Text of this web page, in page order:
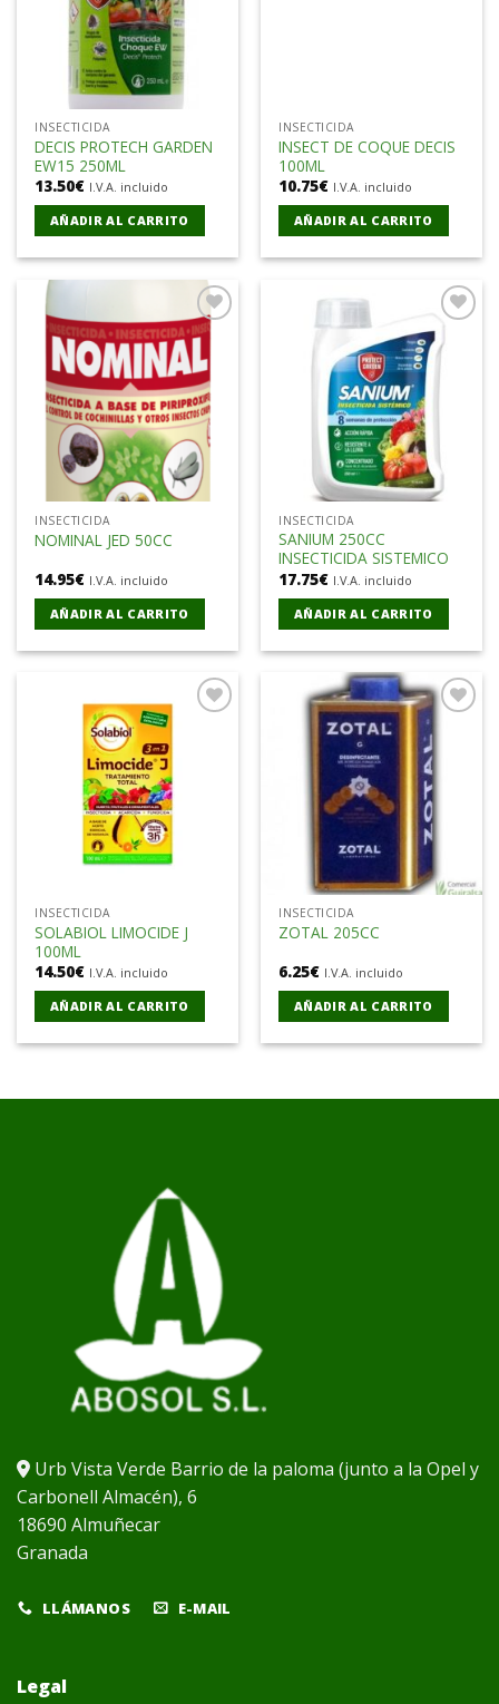
INSECTICIDA
DECIS PROTECH GARDEN
EW15 250ML
13.50€ I.V.A. incluido
AÑADIR AL CARRITO
INSECTICIDA
INSECT DE COQUE DECIS
100ML
10.75€ I.V.A. incluido
AÑADIR AL CARRITO
Añadir
lista de
deseos
INSECTICIDA
NOMINAL JED 50CC
14.95€ I.V.A. incluido
AÑADIR AL CARRITO
Añadir
a la
lista de
deseos
INSECTICIDA
SANIUM 250CC
INSECTICIDA SISTEMICO
17.75€ I.V.A. incluido
AÑADIR AL CARRITO
INSECTICIDA
SOLABIOL LIMOCIDE J
100ML
14.50€ I.V.A. incluido
AÑADIR AL CARRITO
Añadir
lista de
deseos
INSECTICIDA
ZOTAL 205CC
6.25€ I.V.A. incluido
AÑADIR AL CARRITO
Urb Vista Verde Barrio de la paloma (junto a la Opel y
Carbonell Almacén), 6
18690 Almuñecar
Granada
LLÁMANOS E-MAIL
Legal